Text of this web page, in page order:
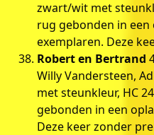
zwart/wit met
rug gebonden in een
exemplaren. Deze
Robert en Bertrand
Willy Vandersteen,
met steunkleur, HC
gebonden in een
Deze keer zonder